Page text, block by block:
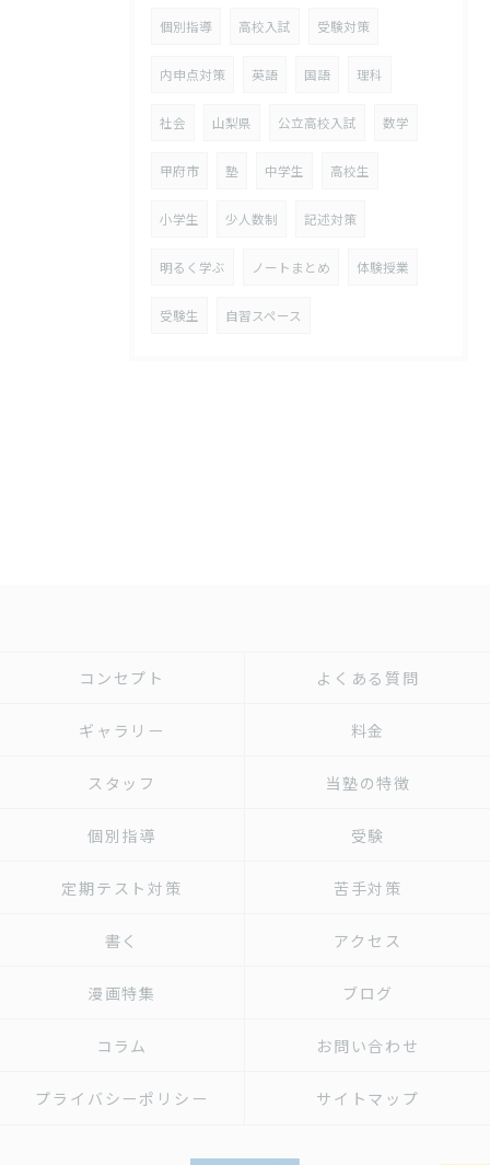
個別指導 高校入試 受験対策
内申点対策 英語 国語 理科
社会 山梨県 公立高校入試 数学
甲府市 塾 中学生 高校生
小学生 少人数制 記述対策
明るく学ぶ ノートまとめ 体験授業
受験生 自習スペース
コンセプト よくある質問
ギャラリー 料金
スタッフ 当塾の特徴
個別指導 受験
定期テスト対策 苦手対策
書く アクセス
漫画特集 ブログ
コラム お問い合わせ
プライバシーポリシー サイトマップ